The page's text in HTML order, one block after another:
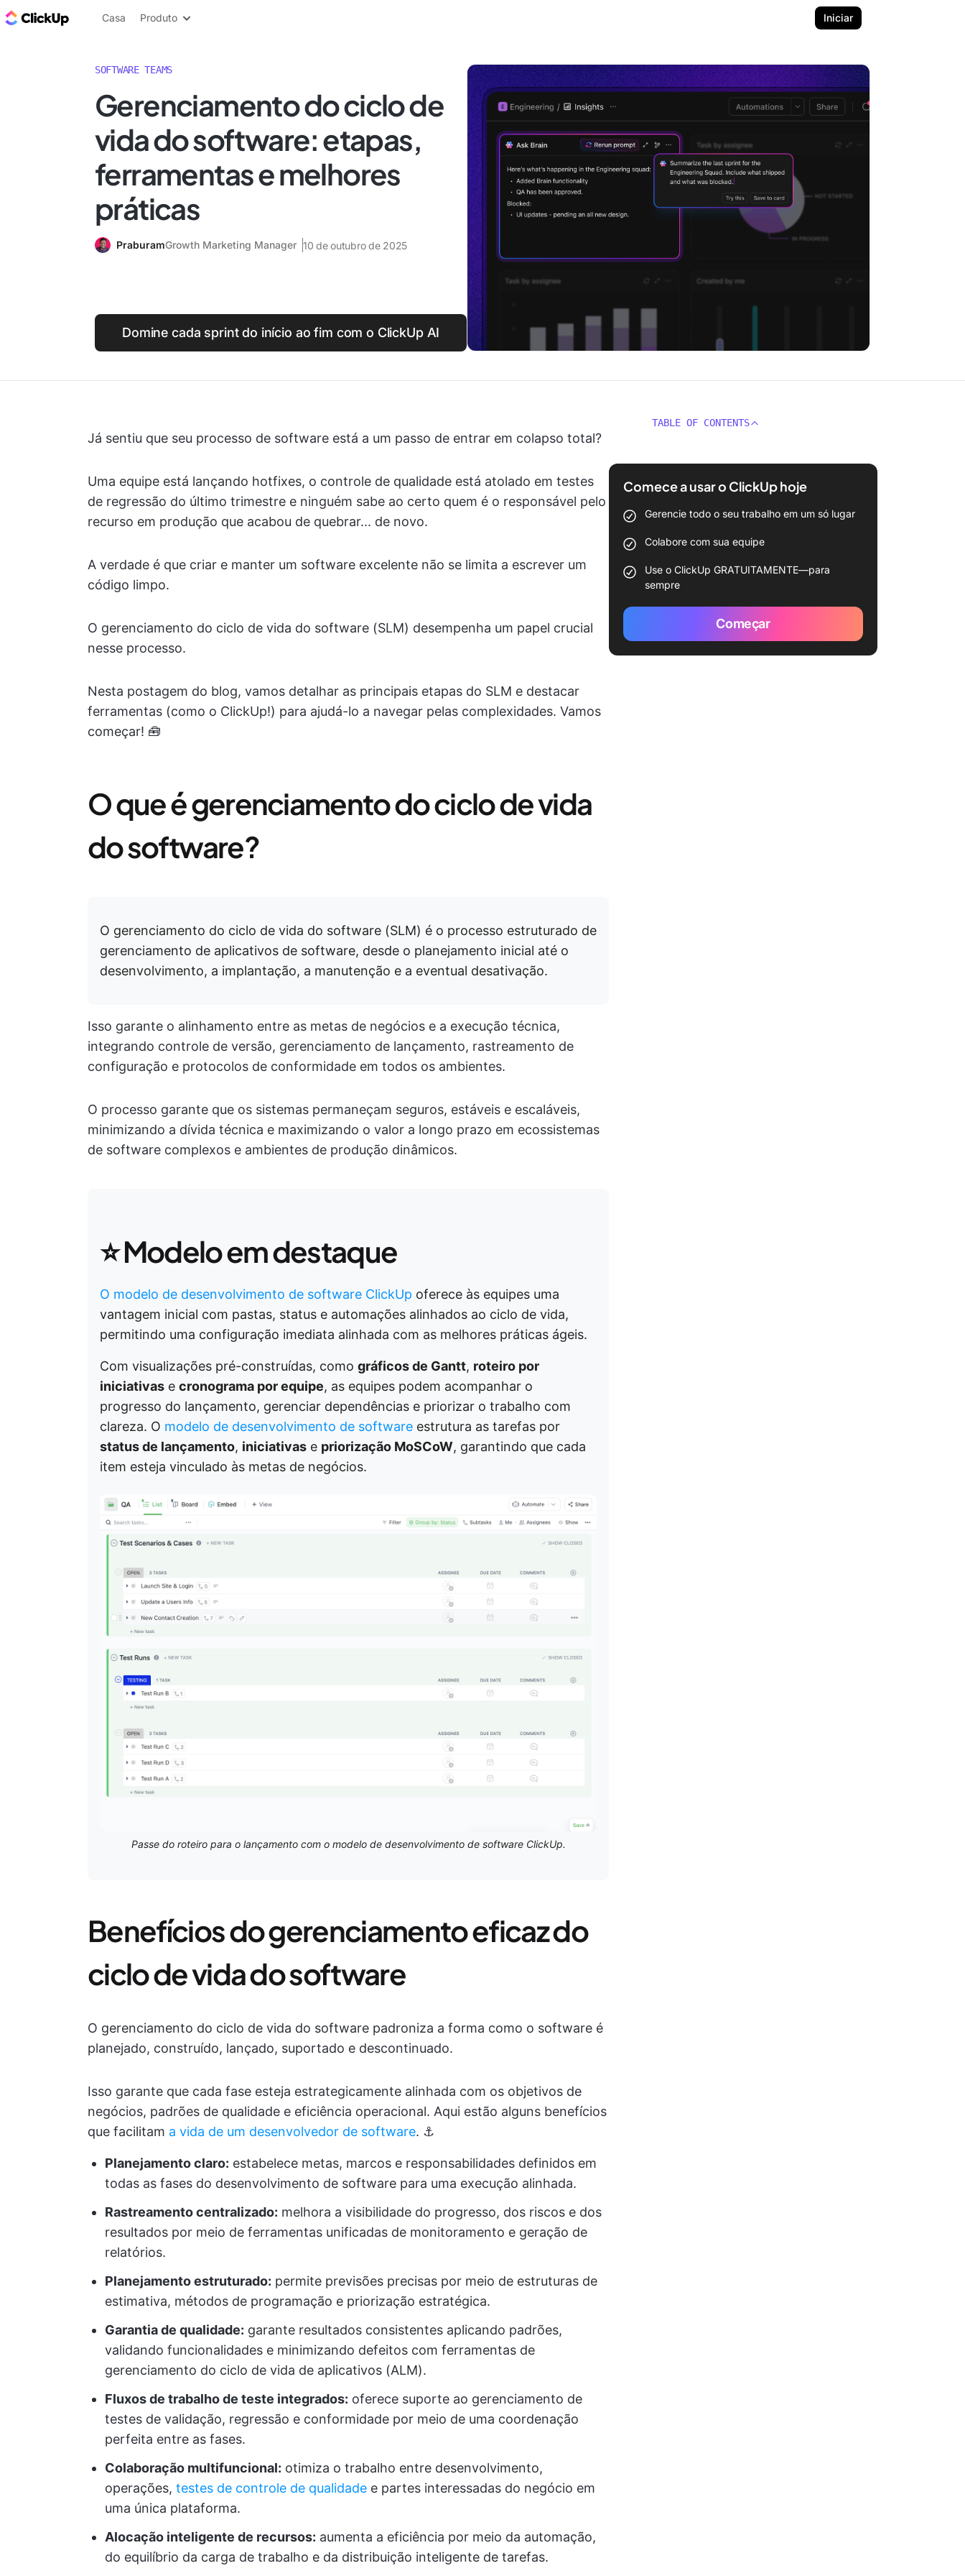
ClickUp Blogue
Casa Produto Iniciar
SOFTWARE TEAMS
Gerenciamento do ciclo de
vida do software: etapas,
ferramentas e melhores
práticas
PraburamGrowth Marketing Manager 10 de outubro de 2025
Domine cada sprint do início ao fim com o ClickUp AI
Já sentiu que seu processo de software está a um passo de entrar em colapso total?
Uma equipe está lançando hotfixes, o controle de qualidade está atolado em testes
de regressão do último trimestre e ninguém sabe ao certo quem é o responsável pelo
recurso em produção que acabou de quebrar... de novo.
A verdade é que criar e manter um software excelente não se limita a escrever um
código limpo.
O gerenciamento do ciclo de vida do software (SLM) desempenha um papel crucial
nesse processo.
Nesta postagem do blog, vamos detalhar as principais etapas do SLM e destacar
ferramentas (como o ClickUp!) para ajudá-lo a navegar pelas complexidades. Vamos
começar! 🧰
O que é gerenciamento do ciclo de vida
do software?
O gerenciamento do ciclo de vida do software (SLM) é o processo estruturado de
gerenciamento de aplicativos de software, desde o planejamento inicial até o
desenvolvimento, a implantação, a manutenção e a eventual desativação.
Isso garante o alinhamento entre as metas de negócios e a execução técnica,
integrando controle de versão, gerenciamento de lançamento, rastreamento de
configuração e protocolos de conformidade em todos os ambientes.
O processo garante que os sistemas permaneçam seguros, estáveis e escaláveis,
minimizando a dívida técnica e maximizando o valor a longo prazo em ecossistemas
de software complexos e ambientes de produção dinâmicos.
⭐ Modelo em destaque
O modelo de desenvolvimento de software ClickUp oferece às equipes uma
vantagem inicial com pastas, status e automações alinhados ao ciclo de vida,
permitindo uma configuração imediata alinhada com as melhores práticas ágeis.
Com visualizações pré-construídas, como gráficos de Gantt, roteiro por
iniciativas e cronograma por equipe, as equipes podem acompanhar o
progresso do lançamento, gerenciar dependências e priorizar o trabalho com
clareza. O modelo de desenvolvimento de software estrutura as tarefas por
status de lançamento, iniciativas e priorização MoSCoW, garantindo que cada
item esteja vinculado às metas de negócios.
Passe do roteiro para o lançamento com o modelo de desenvolvimento de software ClickUp.
Benefícios do gerenciamento eficaz do
ciclo de vida do software
O gerenciamento do ciclo de vida do software padroniza a forma como o software é
planejado, construído, lançado, suportado e descontinuado.
Isso garante que cada fase esteja estrategicamente alinhada com os objetivos de
negócios, padrões de qualidade e eficiência operacional. Aqui estão alguns benefícios
que facilitam a vida de um desenvolvedor de software. ⚓
Planejamento claro: estabelece metas, marcos e responsabilidades definidos em
todas as fases do desenvolvimento de software para uma execução alinhada.
Rastreamento centralizado: melhora a visibilidade do progresso, dos riscos e dos
resultados por meio de ferramentas unificadas de monitoramento e geração de
relatórios.
Planejamento estruturado: permite previsões precisas por meio de estruturas de
estimativa, métodos de programação e priorização estratégica.
Garantia de qualidade: garante resultados consistentes aplicando padrões,
validando funcionalidades e minimizando defeitos com ferramentas de
gerenciamento do ciclo de vida de aplicativos (ALM).
Fluxos de trabalho de teste integrados: oferece suporte ao gerenciamento de
testes de validação, regressão e conformidade por meio de uma coordenação
perfeita entre as fases.
Colaboração multifuncional: otimiza o trabalho entre desenvolvimento,
operações, testes de controle de qualidade e partes interessadas do negócio em
uma única plataforma.
Alocação inteligente de recursos: aumenta a eficiência por meio da automação,
do equilíbrio da carga de trabalho e da distribuição inteligente de tarefas.
TABLE OF CONTENTS
Comece a usar o ClickUp hoje
Gerencie todo o seu trabalho em um só lugar
Colabore com sua equipe
Use o ClickUp GRATUITAMENTE—para
sempre
Começar